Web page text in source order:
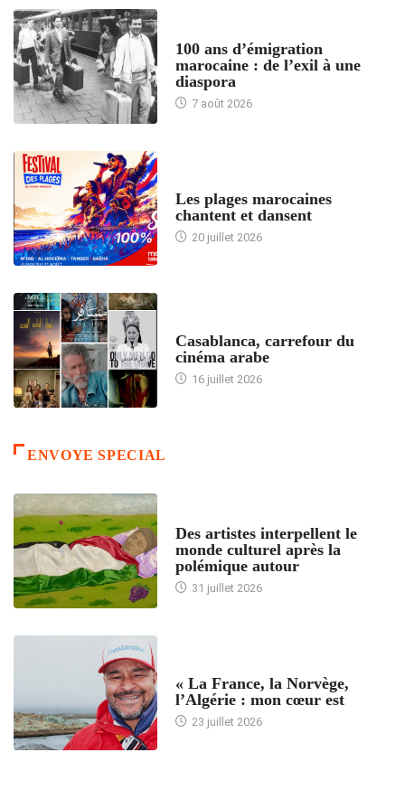
100 ans d’émigration
marocaine : de l’exil à une
diaspora
7 août 2026
Les plages marocaines
chantent et dansent
20 juillet 2026
Casablanca, carrefour du
cinéma arabe
16 juillet 2026
ENVOYE SPECIAL
Des artistes interpellent le
monde culturel après la
polémique autour
31 juillet 2026
« La France, la Norvège,
l’Algérie : mon cœur est
23 juillet 2026